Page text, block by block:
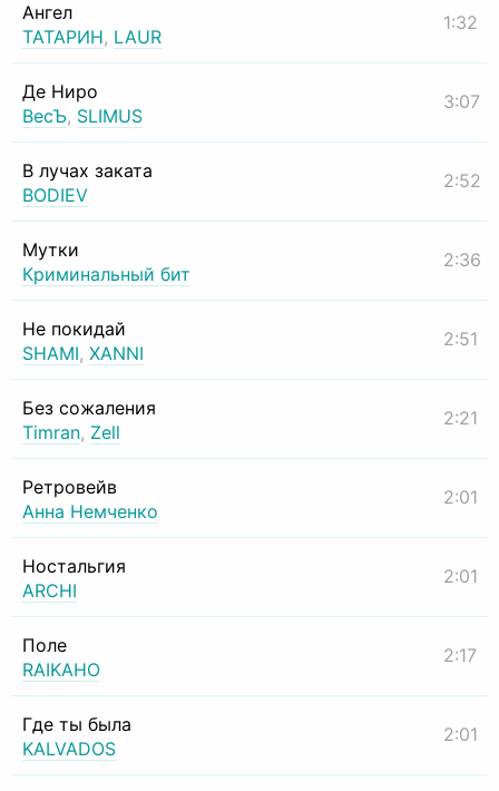
Ангел
ТАТАРИН, LAUR
1:32
Де Ниро
ВесЪ, SLIMUS
3:07
В лучах заката
BODIEV
2:52
Мутки
Криминальный бит
2:36
Не покидай
SHAMI, XANNI
2:51
Без сожаления
Timran, Zell
2:21
Ретровейв
Анна Немченко
2:01
Ностальгия
ARCHI
2:01
Поле
RAIKAHO
2:17
Где ты была
KALVADOS
2:01